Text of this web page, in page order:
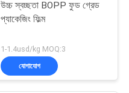
উচ্চ স্বচ্ছতা BOPP ফুড গ্রেড
প্যাকেজিং ফিল্ম
1-1.4usd/kg MOQ:3
যোগাযোগ